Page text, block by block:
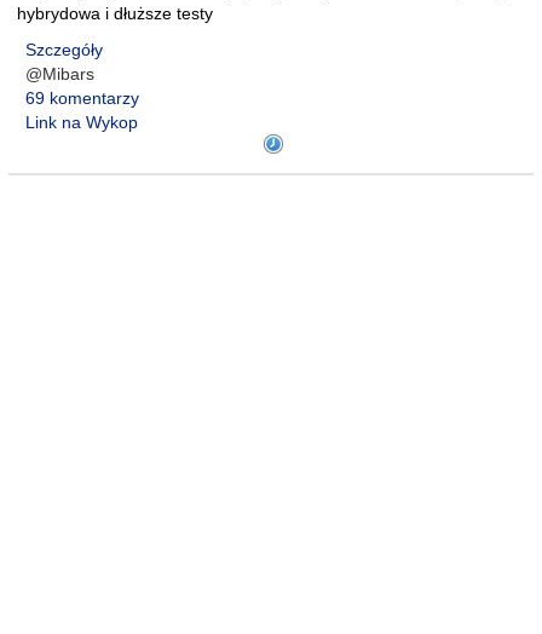
hybrydowa i dłuższe testy
Szczegóły
@Mibars
69 komentarzy
Link na Wykop